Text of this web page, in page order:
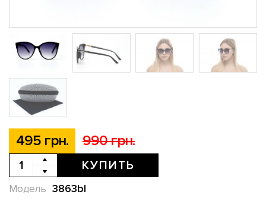
495 грн. 990 грн.
КУПИТЬ
3863bl
Модель